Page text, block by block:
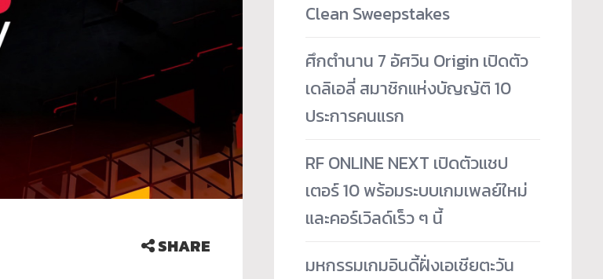
SHARE
Clean Sweepstakes
ศึกตำนาน 7 อัศวิน Origin เปิดตัว
เดลิเอลี่ สมาชิกแห่งบัญญัติ 10
ประการคนแรก
RF ONLINE NEXT เปิดตัวแชป
เตอร์ 10 พร้อมระบบเกมเพลย์ใหม่
และคอร์เวิลด์เร็ว ๆ นี้
มหกรรมเกมอินดี้ฝั่งเอเชียตะวัน